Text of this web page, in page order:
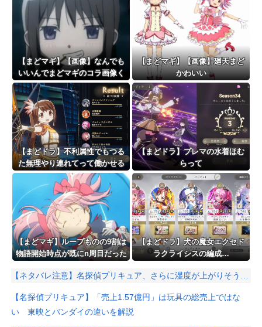
な…
【まどマギ】【画像】なんでも
いいんでまどマギのコラ画像く
ださい
【まどマギ】【画像】廻天まど
かわいい
【まどドラ】不利属性でもつる
た無理やり連れてって働かせる
戦法は有効【タワー110階】
【まどドラ】プレマの水着ほむ
らって
【まどマギ】ループものの9割は
物語開始時点が既にn周目だった
【まどドラ】犬の魔女エクセド
ラクライシスの編成…
【ネタバレ注意】名探偵プリキュア、さらに湿度が上がりそう…
【名探偵プリキュア】「売上1.57億円」は玩具の総売上ではな
い 東映とバンダイの違いを解説